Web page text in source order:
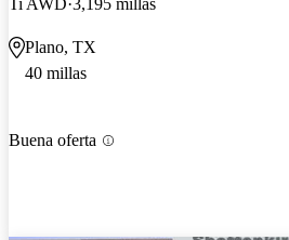
Ti AWD 3,195 millas
Plano, TX
40 millas
Buena oferta